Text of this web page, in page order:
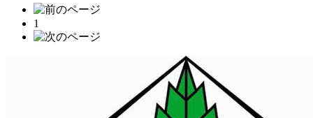
1